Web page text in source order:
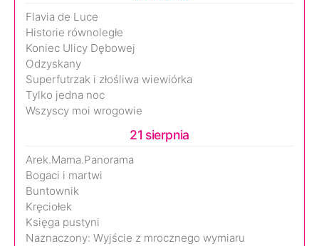
Flavia de Luce
Historie równoległe
Koniec Ulicy Dębowej
Odzyskany
Superfutrzak i złośliwa wiewiórka
Tylko jedna noc
Wszyscy moi wrogowie
21 sierpnia
Arek.Mama.Panorama
Bogaci i martwi
Buntownik
Kręciołek
Księga pustyni
Naznaczony: Wyjście z mrocznego wymiaru